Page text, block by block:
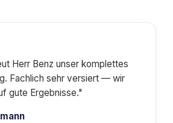
Herr Benz unser komplettes
Fachlich sehr versiert — wir
gute Ergebnisse."